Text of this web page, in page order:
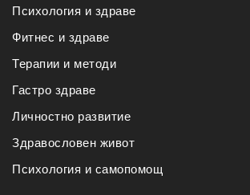
Психология и здраве
Фитнес и здраве
Терапии и методи
Гастро здраве
Личностно развитие
Здравословен живот
Психология и самопомощ